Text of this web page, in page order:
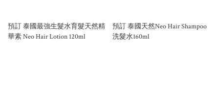
預訂 泰國最強生髮水育髮天然精
華素 Neo Hair Lotion 120ml
預訂 泰國天然Neo Hair Shampoo
洗髮水160ml